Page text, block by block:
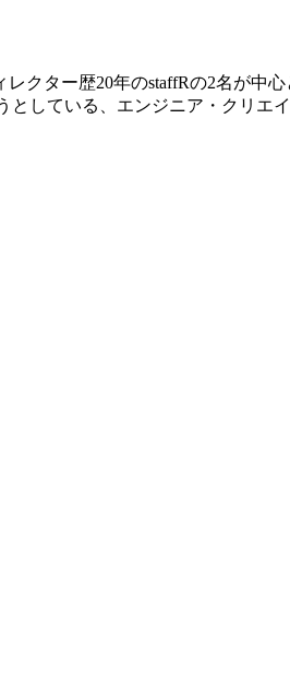
レクター歴20年のstaffRの2名が
している、エンジニア・クリエ